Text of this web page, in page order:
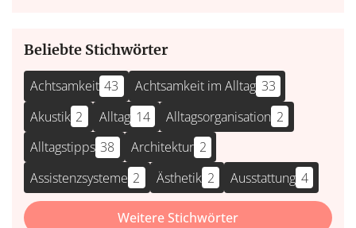
Beliebte Stichwörter
Achtsamkeit 43 Achtsamkeit im Alltag 33
Akustik 2 Alltag 14 Alltagsorganisation 2
Alltagstipps 38 Architektur 2
Assistenzsysteme 2 Ästhetik 2 Ausstattung 4
Weitere Stichwörter